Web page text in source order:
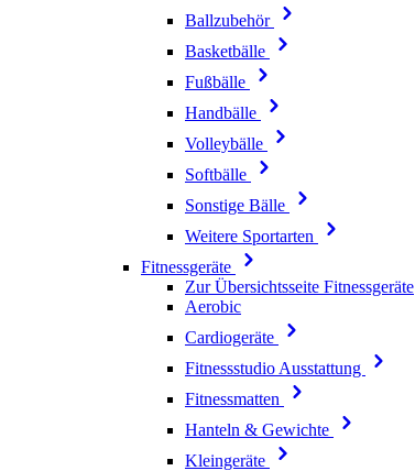
Ballzubehör
Basketbälle
Fußbälle
Handbälle
Volleybälle
Softbälle
Sonstige Bälle
Weitere Sportarten
Fitnessgeräte
Zur Übersichtsseite Fitnessgeräte
Aerobic
Cardiogeräte
Fitnessstudio Ausstattung
Fitnessmatten
Hanteln & Gewichte
Kleingeräte